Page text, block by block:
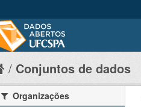
Conjuntos de dados
Organizações